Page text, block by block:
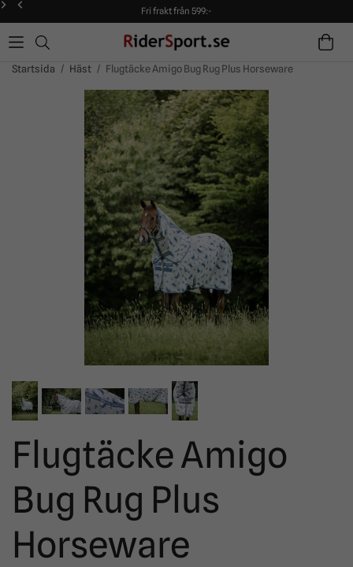
Fri frakt från 599:-
Alltid snabba leveranser!
Fri frakt från 599:-
Startsida / Häst / Flugtäcke Amigo Bug Rug Plus Horseware
Flugtäcke Amigo
Bug Rug Plus
Horseware